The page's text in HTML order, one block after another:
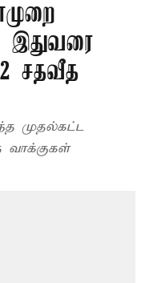
இதுவரை
சதவீத
முதல்கட்ட
வாக்குகள்